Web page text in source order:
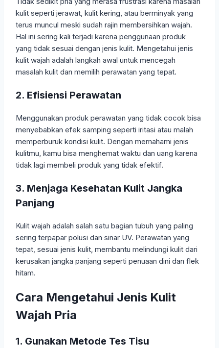
kulit seperti jerawat, kulit kering, atau berminyak yang
terus muncul meski sudah rajin membersihkan wajah.
Hal ini sering kali terjadi karena penggunaan produk
yang tidak sesuai dengan jenis kulit. Mengetahui jenis
kulit wajah adalah langkah awal untuk mencegah
masalah kulit dan memilih perawatan yang tepat.
2. Efisiensi Perawatan
Menggunakan produk perawatan yang tidak cocok bisa
menyebabkan efek samping seperti iritasi atau malah
memperburuk kondisi kulit. Dengan memahami jenis
kulitmu, kamu bisa menghemat waktu dan uang karena
tidak lagi membeli produk yang tidak efektif.
3. Menjaga Kesehatan Kulit Jangka
Panjang
Kulit wajah adalah salah satu bagian tubuh yang paling
sering terpapar polusi dan sinar UV. Perawatan yang
tepat, sesuai jenis kulit, membantu melindungi kulit dari
kerusakan jangka panjang seperti penuaan dini dan flek
hitam.
Cara Mengetahui Jenis Kulit
Wajah Pria
1. Gunakan Metode Tes Tisu